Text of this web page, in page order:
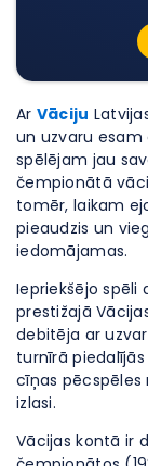
Ar Vāciju
un uzvaru esam
spēlējam jau
čempionātā
tomēr, laikam
pieaudzis un
iedomājamas.
Iepriekšējo spēli
prestižajā
debitēja ar
turnīrā
cīņas pēcspēles
izlasi.
Vācijas kontā ir